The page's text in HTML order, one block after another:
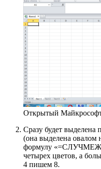
Открытый
Сразу будет выделена
(она выделена
формулу
четырех цветов, а
4 пишем 8.